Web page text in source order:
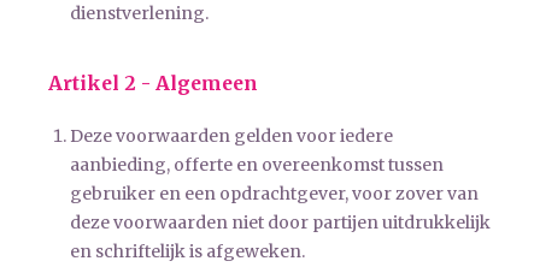
dienstverlening.
Artikel 2 - Algemeen
Deze voorwaarden gelden voor iedere
aanbieding, offerte en overeenkomst tussen
gebruiker en een opdrachtgever, voor zover van
deze voorwaarden niet door partijen uitdrukkelijk
en schriftelijk is afgeweken.